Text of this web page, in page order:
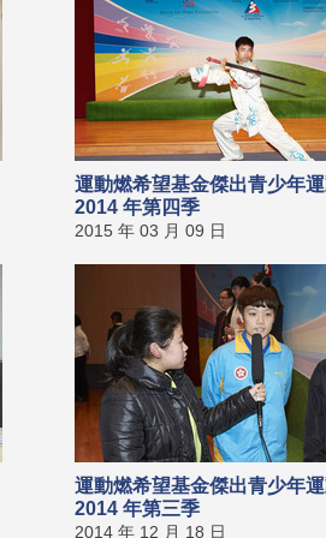
運動燃希望基金傑出青少年
2014 年第四季
2015 年 03 月 09 日
運動燃希望基金傑出青少年
2014 年第三季
2014 年 12 月 18 日